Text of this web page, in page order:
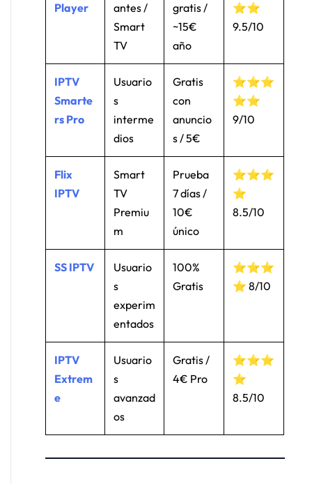
Player
antes /
Smart
TV
gratis /
~15€
año
⭐⭐
9.5/10
IPTV
Smarte
rs Pro
Usuario
s
interme
dios
Gratis
con
anuncio
s / 5€
⭐⭐⭐
⭐⭐
9/10
Flix
IPTV
Smart
TV
Premiu
m
Prueba
7 días /
10€
único
⭐⭐⭐
⭐
8.5/10
SS IPTV
Usuario
s
experim
entados
100%
Gratis
⭐⭐⭐
⭐ 8/10
IPTV
Extrem
e
Usuario
s
avanzad
os
Gratis /
4€ Pro
⭐⭐⭐
⭐
8.5/10